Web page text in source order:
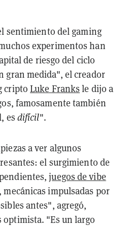
sentimiento del gaming
experimentos han
de riesgo del ciclo
gran medida", el creador
criptoLuke Franks le dijo a
famosamente también
es difícil".
a ver algunos
el surgimiento de
juegos de vibe
impulsadas por
antes", agregó,
"Es un largo